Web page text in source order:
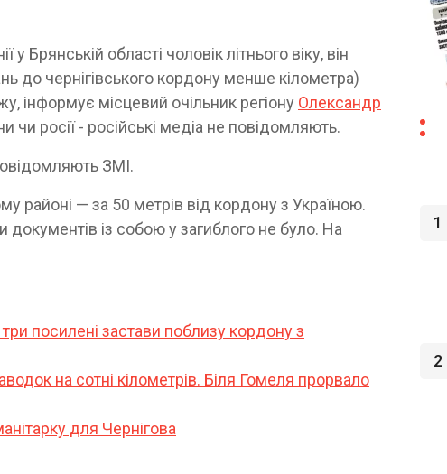
у Брянській області чоловік літнього віку, він
до чернігівського кордону менше кілометра)
місцевий очільник регіону Олександр
росії - російські медіа не повідомляють.
ЗМІ.
районі — за 50 метрів від кордону з Україною.
із собою у загиблого не було. На
посилені застави поблизу кордону з
на сотні кілометрів. Біля Гомеля прорвало
для Чернігова
1
2